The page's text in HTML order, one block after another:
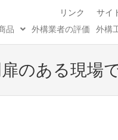
サイ
リンク
品 外構業者の評価 外構
のある現場